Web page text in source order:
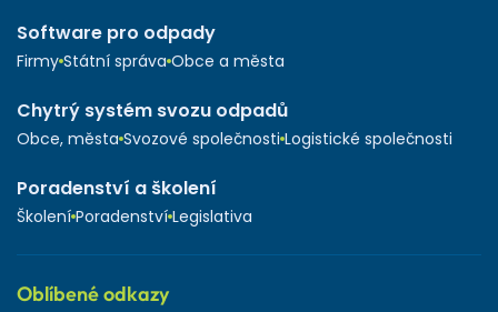
Software pro odpady
Firmy Státní správa Obce a města
Chytrý systém svozu odpadů
Obce, města Svozové společnosti Logistické společnosti
Poradenství a školení
Školení Poradenství Legislativa
Oblíbené odkazy